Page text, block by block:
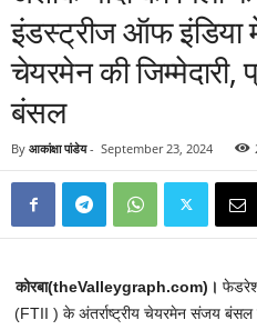
इंडस्ट्रीज ऑफ इंडिया
चेयरमेन की जिम्मेदारी,
बंसल
By आकांक्षा पांडेय- September 23, 2024
कोरबा(theValleygraph.com)।
(FTII ) के अंतर्राष्ट्रीय चेयरमेन संजय